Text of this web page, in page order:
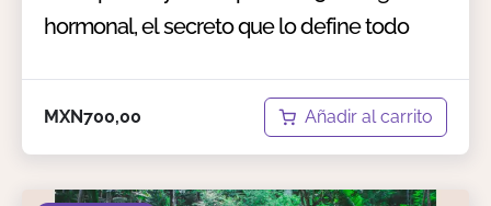
hormonal, el secreto que lo define todo
MXN700,00 Añadir al carrito